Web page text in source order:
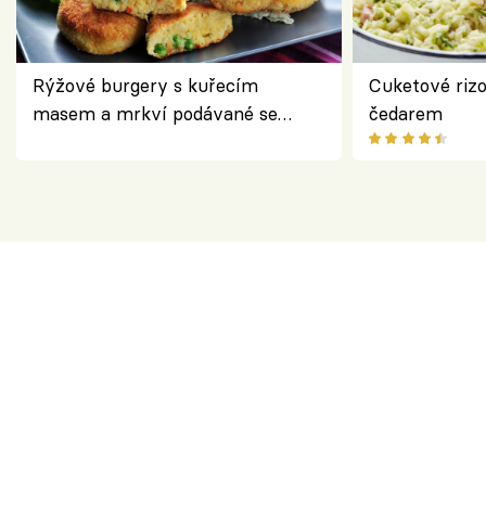
Rýžové burgery s kuřecím
masem a mrkví podávané se
Cuketové
čedarem